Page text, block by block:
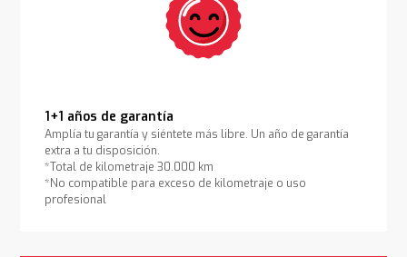
1+1 años de garantía
Amplía tu garantía y siéntete más libre. Un año de garantía
extra a tu disposición.
*Total de kilometraje 30.000 km
*No compatible para exceso de kilometraje o uso
profesional